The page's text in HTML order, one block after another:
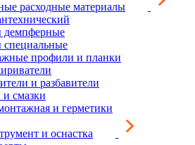
расходные материалы
демпферные
профили и планки
и разбавители
смазки
и герметики
и оснастка